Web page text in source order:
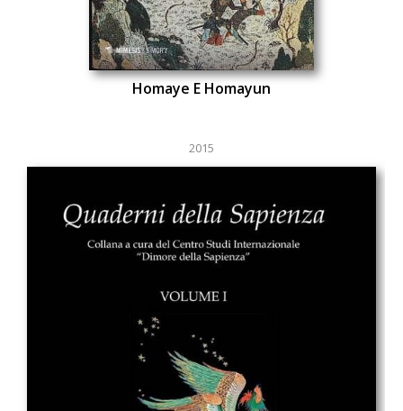
Homaye E Homayun
2015